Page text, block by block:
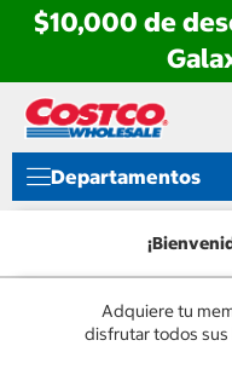
$10,000 de
directo
contenido
directo
menú
navegación
Departamentos
Adquiere tu
disfrutar todos